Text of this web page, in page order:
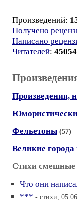
Произведений:
Получено
Написано
Читателей: 45054
Произведения,
Фельетоны (57)
Великие города
Стихи смешные
Что они
*** - стихи,